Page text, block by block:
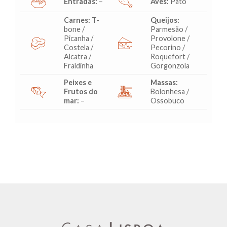
Carnes: T-
bone /
Picanha /
Costela /
Alcatra /
Fraldinha
Queijos:
Parmesão /
Provolone /
Pecorino /
Roquefort /
Gorgonzola
Peixes e
Frutos do
mar: –
Massas:
Bolonhesa /
Ossobuco